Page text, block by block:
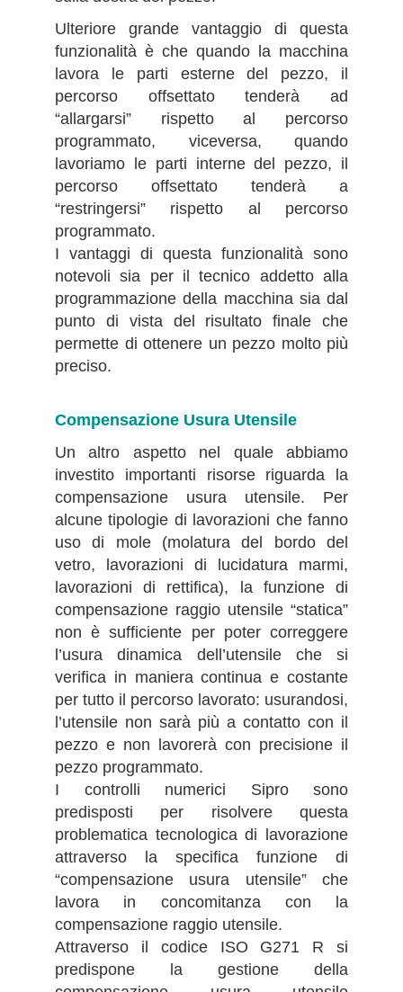
Ulteriore grande vantaggio di questa
funzionalità è che quando la macchina
lavora le parti esterne del pezzo, il
percorso offsettato tenderà ad
“allargarsi” rispetto al percorso
programmato, viceversa, quando
lavoriamo le parti interne del pezzo, il
percorso offsettato tenderà a
“restringersi” rispetto al percorso
programmato.
I vantaggi di questa funzionalità sono
notevoli sia per il tecnico addetto alla
programmazione della macchina sia dal
punto di vista del risultato finale che
permette di ottenere un pezzo molto più
preciso.
Compensazione Usura Utensile
Un altro aspetto nel quale abbiamo
investito importanti risorse riguarda la
compensazione usura utensile. Per
alcune tipologie di lavorazioni che fanno
uso di mole (molatura del bordo del
vetro, lavorazioni di lucidatura marmi,
lavorazioni di rettifica), la funzione di
compensazione raggio utensile “statica”
non è sufficiente per poter correggere
l’usura dinamica dell’utensile che si
verifica in maniera continua e costante
per tutto il percorso lavorato: usurandosi,
l’utensile non sarà più a contatto con il
pezzo e non lavorerà con precisione il
pezzo programmato.
I controlli numerici Sipro sono
predisposti per risolvere questa
problematica tecnologica di lavorazione
attraverso la specifica funzione di
“compensazione usura utensile” che
lavora in concomitanza con la
compensazione raggio utensile.
Attraverso il codice ISO G271 R si
predispone la gestione della